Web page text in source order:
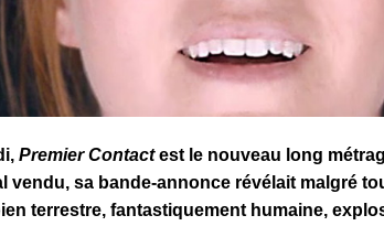
Premier Contactest le nouveau long
vendu, sa bande-annonce révélait malgré
terrestre, fantastiquement humaine,